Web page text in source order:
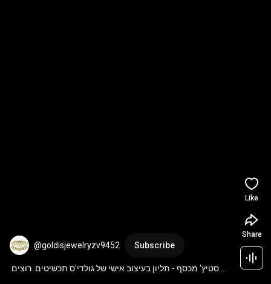
@goldisjewelryzv9452 Subscribe
Like
Share